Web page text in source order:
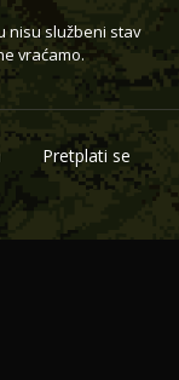
nisu službeni stav
vraćamo.
Pretplati se